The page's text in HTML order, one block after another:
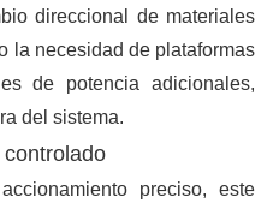
direccional de materiales
la necesidad de plataformas
de potencia adicionales,
del sistema.
preciso, este